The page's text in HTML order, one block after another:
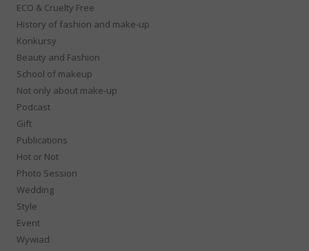
ECO & Cruelty Free
History of fashion and make-up
Konkursy
Beauty and Fashion
School of makeup
Not only about make-up
Podcast
Gift
Publications
Hot or Not
Photo Session
Wedding
Style
Event
Wywiad